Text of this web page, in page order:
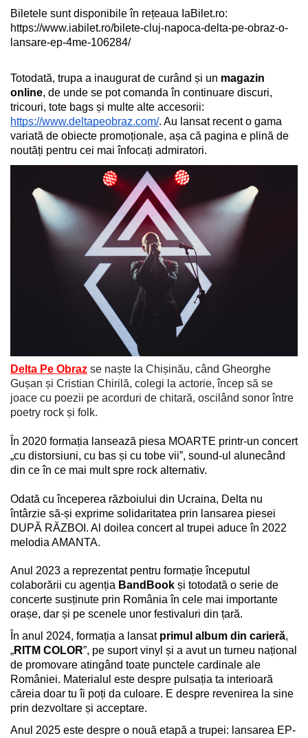
Biletele sunt disponibile în rețeaua IaBilet.ro:
https://www.iabilet.ro/bilete-cluj-napoca-delta-pe-obraz-o-
lansare-ep-4me-106284/
Totodată, trupa a inaugurat de curând și un magazin
online, de unde se pot comanda în continuare discuri,
https://www.deltapeobraz.com/. Au lansat recent o gama
variată de obiecte promoționale, așa că pagina e plină de
noutăți pentru cei mai înfocați admiratori.
Delta Pe Obraz se naște la Chișinău, când Gheorghe
Gușan și Cristian Chirilă, colegi la actorie, încep să se
joace cu poezii pe acorduri de chitară, oscilând sonor între
poetry rock și folk.
În 2020 formația lansează piesa MOARTE printr-un concert
„cu distorsiuni, cu bas și cu tobe vii”, sound-ul alunecând
din ce în ce mai mult spre rock alternativ.
Odată cu începerea războiului din Ucraina, Delta nu
întârzie să-și exprime solidaritatea prin lansarea piesei
DUPĂ RĂZBOI. Al doilea concert al trupei aduce în 2022
melodia AMANTA.
Anul 2023 a reprezentat pentru formație începutul
colaborării cu agenția BandBook și totodată o serie de
concerte susținute prin România în cele mai importante
orașe, dar și pe scenele unor festivaluri din țară.
În anul 2024, formația a lansat primul album din carieră,
„RITM COLOR”, pe suport vinyl și a avut un turneu național
de promovare atingând toate punctele cardinale ale
României. Materialul este despre pulsația ta interioară
căreia doar tu îi poți da culoare. E despre revenirea la sine
prin dezvoltare și acceptare.
Anul 2025 este despre o nouă etapă a trupei: lansarea EP-